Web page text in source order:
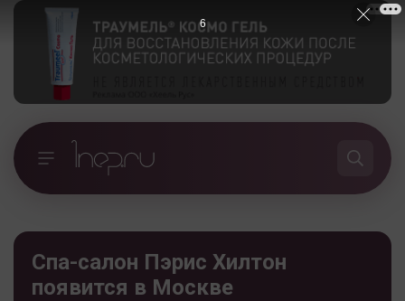
Cпа-салон Пэрис Хилтон
появится в Москве
5